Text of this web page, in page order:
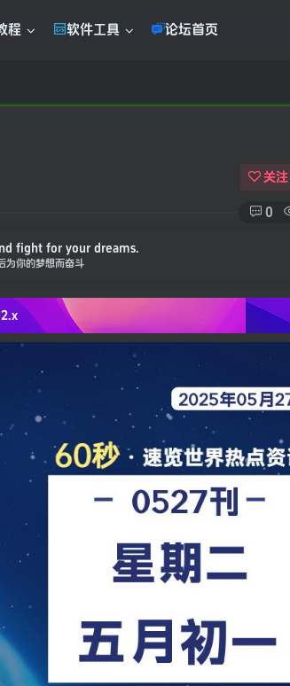
程 软件工具 论坛首页
关注
0
fight for your dreams.
为你的梦想而奋斗